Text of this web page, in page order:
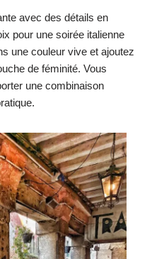
avec des détails en
pour une soirée italienne
une couleur vive et ajoutez
de féminité. Vous
une combinaison